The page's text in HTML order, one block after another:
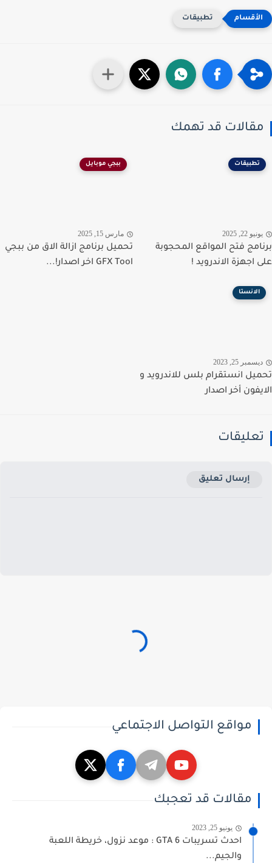
تطبيقات
قد تهمك
تطبيقات
22, 2025
فتح المواقع المحجوبة
اجهزة الاندرويد !
ببجي موبايل
مارس 15, 2025
تحميل برنامج ازالة الاق من ببجي
GFX Tool اخر اصدار!...
الانستا
25, 2023
انستقرام بلس للاندرويد و
أخر اصدار
إرسال تعليق
مواقع التواصل الاجتماعي
مقالات قد تعجبك
يونيو 25, 2023
احدث تسريبات GTA 6 : موعد نزول، خريطة اللعبة
والجيم...